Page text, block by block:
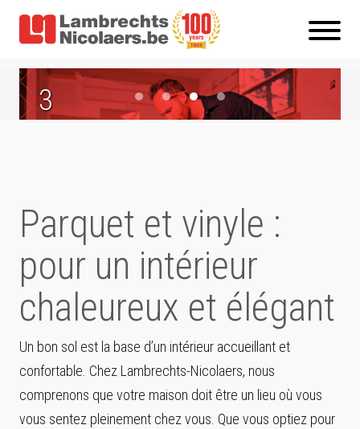
1
2
3
4
Parquet et vinyle :
pour un intérieur
chaleureux et élégant
Un bon sol est la base d’un intérieur accueillant et
confortable. Chez Lambrechts-Nicolaers, nous
comprenons que votre maison doit être un lieu où vous
vous sentez pleinement chez vous. Que vous optiez pour